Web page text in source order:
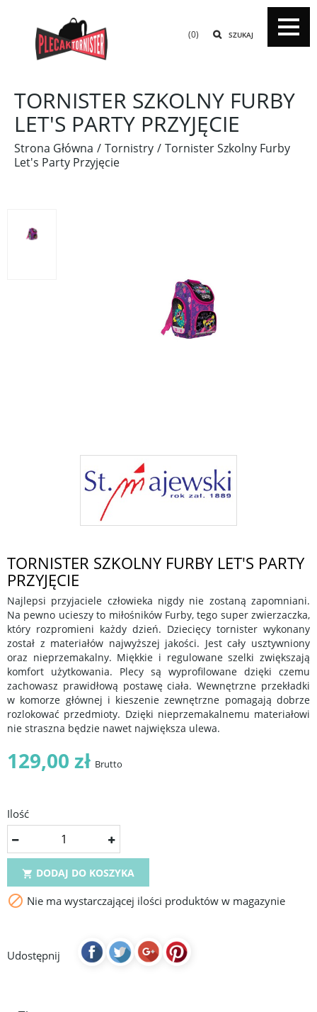
SZUKAJ
(0)
TORNISTER SZKOLNY FURBY
LET'S PARTY PRZYJĘCIE
Strona Główna Tornistry
Tornister Szkolny Furby
Let's Party Przyjęcie
TORNISTER SZKOLNY FURBY LET'S PARTY
PRZYJĘCIE
Najlepsi przyjaciele człowieka nigdy nie zostaną zapomniani.
Na pewno ucieszy to miłośników Furby, tego super zwierzaczka,
który rozpromieni każdy dzień. Dziecięcy tornister wykonany
został z materiałów najwyższej jakości. Jest cały usztywniony
oraz nieprzemakalny. Miękkie i regulowane szelki zwiększają
komfort użytkowania. Plecy są wyprofilowane dzięki czemu
zachowasz prawidłową postawę ciała. Wewnętrzne przekładki
w komorze głównej i kieszenie zewnętrzne pomagają dobrze
rozlokować przedmioty. Dzięki nieprzemakalnemu materiałowi
nie straszna będzie nawet największa ulewa.
129,00 zł Brutto
Ilość
 DODAJ DO KOSZYKA
 Nie ma wystarczającej ilości produktów w magazynie
Udostępnij